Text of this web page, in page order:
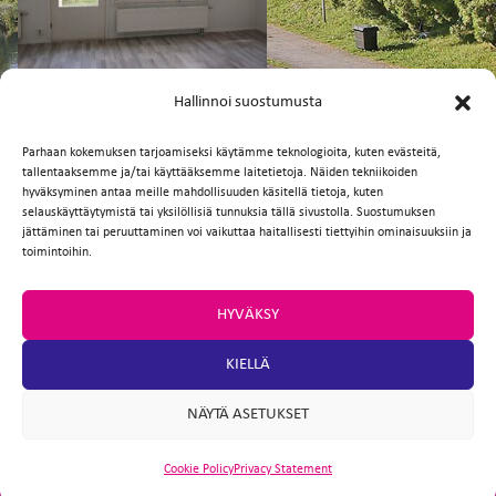
Hallinnoi suostumusta
Parhaan kokemuksen tarjoamiseksi käytämme teknologioita, kuten evästeitä,
tallentaaksemme ja/tai käyttääksemme laitetietoja. Näiden tekniikoiden
hyväksyminen antaa meille mahdollisuuden käsitellä tietoja, kuten
selauskäyttäytymistä tai yksilöllisiä tunnuksia tällä sivustolla. Suostumuksen
jättäminen tai peruuttaminen voi vaikuttaa haitallisesti tiettyihin ominaisuuksiin ja
toimintoihin.
HYVÄKSY
KIELLÄ
NÄYTÄ ASETUKSET
Cookie PolicyPrivacy Statement
FI
Facebook
TwitterEmailWhatsApp